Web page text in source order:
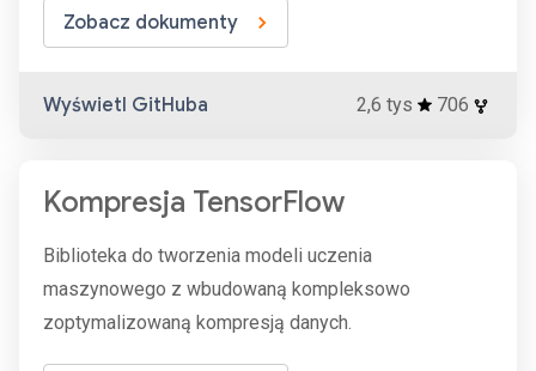
Zobacz dokumenty
Wyświetl GitHuba 2,6 tys 706
Kompresja TensorFlow
Biblioteka do tworzenia modeli uczenia
maszynowego z wbudowaną kompleksowo
zoptymalizowaną kompresją danych.